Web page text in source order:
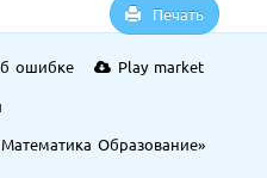
Печать
ошибке
Play market
Образование»